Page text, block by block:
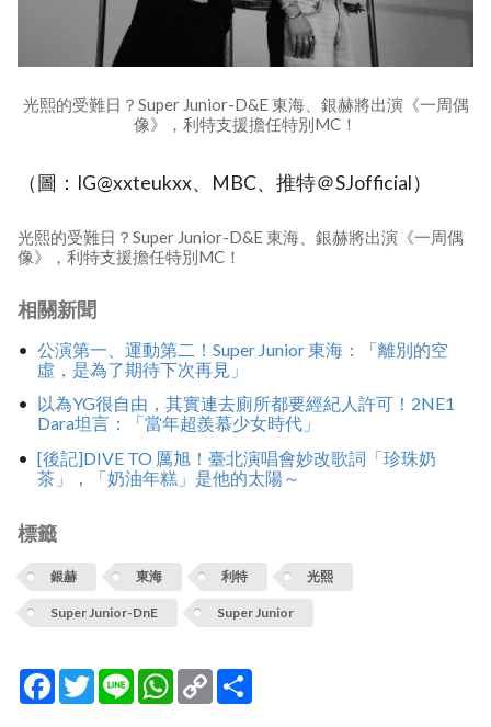
光熙的受難日？Super Junior-D&E 東海、銀赫將出演《一周偶
像》，利特支援擔任特別MC！
（圖：IG@xxteukxx、MBC、推特＠SJofficial）
光熙的受難日？Super Junior-D&E 東海、銀赫將出演《一周偶
像》，利特支援擔任特別MC！
相關新聞
公演第一、運動第二！Super Junior 東海：「離別的空
虛，是為了期待下次再見」
以為YG很自由，其實連去廁所都要經紀人許可！2NE1
Dara坦言：「當年超羨慕少女時代」
[後記]DIVE TO 厲旭！臺北演唱會妙改歌詞「珍珠奶
茶」，「奶油年糕」是他的太陽～
標籤
銀赫 東海 利特 光熙
Super Junior-DnE Super Junior
Facebook
TwitterLine WhatsApp
Copy
Link